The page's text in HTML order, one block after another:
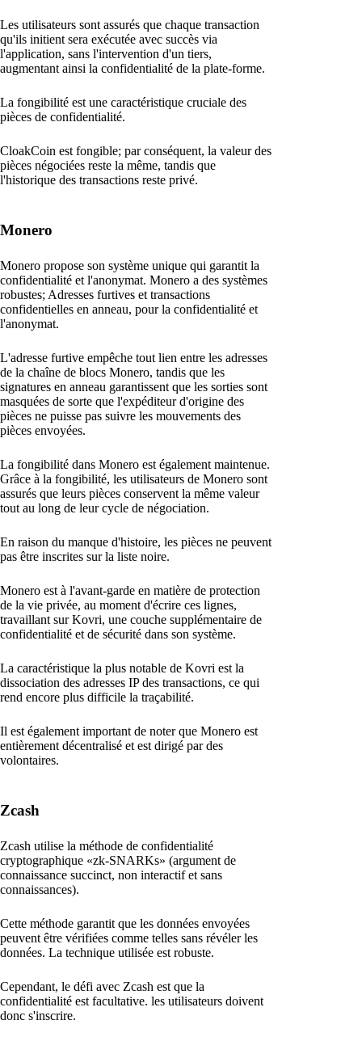
Les utilisateurs sont assurés que chaque transaction
qu'ils initient sera exécutée avec succès via
l'application, sans l'intervention d'un tiers,
augmentant ainsi la confidentialité de la plate-forme.
La fongibilité est une caractéristique cruciale des
pièces de confidentialité.
CloakCoin est fongible; par conséquent, la valeur des
pièces négociées reste la même, tandis que
l'historique des transactions reste privé.
Monero
Monero propose son système unique qui garantit la
confidentialité et l'anonymat. Monero a des systèmes
robustes; Adresses furtives et transactions
confidentielles en anneau, pour la confidentialité et
l'anonymat.
L'adresse furtive empêche tout lien entre les adresses
de la chaîne de blocs Monero, tandis que les
signatures en anneau garantissent que les sorties sont
masquées de sorte que l'expéditeur d'origine des
pièces ne puisse pas suivre les mouvements des
pièces envoyées.
La fongibilité dans Monero est également maintenue.
Grâce à la fongibilité, les utilisateurs de Monero sont
assurés que leurs pièces conservent la même valeur
tout au long de leur cycle de négociation.
En raison du manque d'histoire, les pièces ne peuvent
pas être inscrites sur la liste noire.
Monero est à l'avant-garde en matière de protection
de la vie privée, au moment d'écrire ces lignes,
travaillant sur Kovri, une couche supplémentaire de
confidentialité et de sécurité dans son système.
La caractéristique la plus notable de Kovri est la
dissociation des adresses IP des transactions, ce qui
rend encore plus difficile la traçabilité.
Il est également important de noter que Monero est
entièrement décentralisé et est dirigé par des
volontaires.
Zcash
Zcash utilise la méthode de confidentialité
cryptographique «zk-SNARKs» (argument de
connaissance succinct, non interactif et sans
connaissances).
Cette méthode garantit que les données envoyées
peuvent être vérifiées comme telles sans révéler les
données. La technique utilisée est robuste.
Cependant, le défi avec Zcash est que la
confidentialité est facultative. les utilisateurs doivent
donc s'inscrire.